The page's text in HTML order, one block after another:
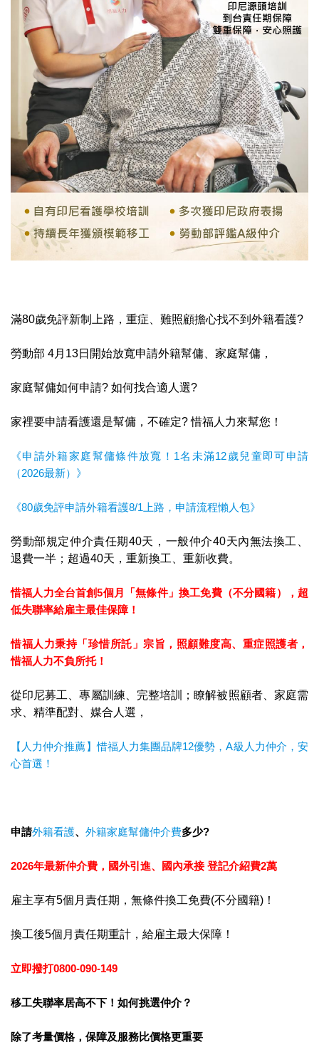
滿80歲免評新制上路，重症、難照顧擔心找不到外籍看護?
勞動部 4月13日開始放寬申請外籍幫傭、家庭幫傭，
家庭幫傭如何申請? 如何找合適人選?
家裡要申請看護還是幫傭，不確定? 惜福人力來幫您！
《申請外籍家庭幫傭條件放寬！1名未滿12歲兒童即可申請
（2026最新）》
《80歲免評申請外籍看護8/1上路，申請流程懶人包》
勞動部規定仲介責任期40天，一般仲介40天內無法換工、
退費一半；超過40天，重新換工、重新收費。
惜福人力全台首創5個月「無條件」換工免費（不分國籍），超
低失聯率給雇主最佳保障！
惜福人力秉持「珍惜所託」宗旨，照顧難度高、重症照護者，
惜福人力不負所托！
從印尼募工、專屬訓練、完整培訓；瞭解被照顧者、家庭需
求、精準配對、媒合人選，
【人力仲介推薦】惜福人力集團品牌12優勢，A級人力仲介，安
心首選！
申請外籍看護、 外籍家庭幫傭仲介費多少?
2026年最新仲介費，國外引進、國內承接 登記介紹費2萬
雇主享有5個月責任期，無條件換工免費(不分國籍)！
換工後5個月責任期重計，給雇主最大保障！
立即撥打0800-090-149
移工失聯率居高不下！如何挑選仲介？
除了考量價格， 保障及服務比價格更重要